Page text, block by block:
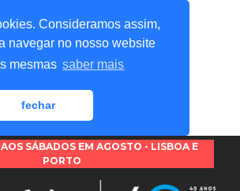
Consideramos assim,
navegar no nosso website
mesmas saber mais
fechar
SÁBADOS EM AGOSTO - LISBOA E
PORTO